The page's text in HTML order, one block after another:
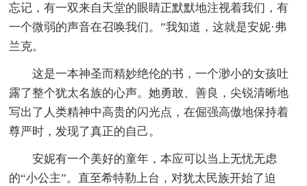
忘记，有一双来自天堂的眼睛正默默地注视着我们，有
一个微弱的声音在召唤我们。”我知道，这就是安妮·弗
兰克。
这是一本神圣而精妙绝伦的书，一个渺小的女孩吐
露了整个犹太名族的心声。她勇敢、善良，尖锐清晰地
写出了人类精神中高贵的闪光点，在倔强高傲地保持着
尊严时，发现了真正的自己。
安妮有一个美好的童年，本应可以当上无忧无虑
的“小公主”。直至希特勒上台，对犹太民族开始了迫